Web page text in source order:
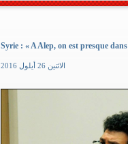
Syrie : « A Alep, on est presque
الاثنين 26 أيلول 2016